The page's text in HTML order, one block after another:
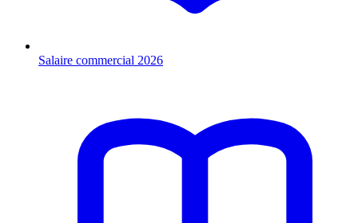
Salaire commercial 2026